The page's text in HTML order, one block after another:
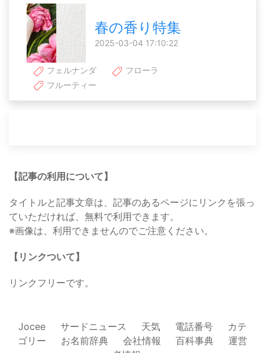
春の香り特集
2025-03-04 17:10:22
フェルナンダ
フローラ
フルーティー
【記事の利用について】
タイトルと記事文章は、記事のあるページにリンクを張っ
ていただければ、無料で利用できます。
※画像は、利用できませんのでご注意ください。
【リンクついて】
リンクフリーです。
Jocee サードニュース 天気 電話番号
カテ
ゴリー
お名前辞典 会社情報 百科事典
運営